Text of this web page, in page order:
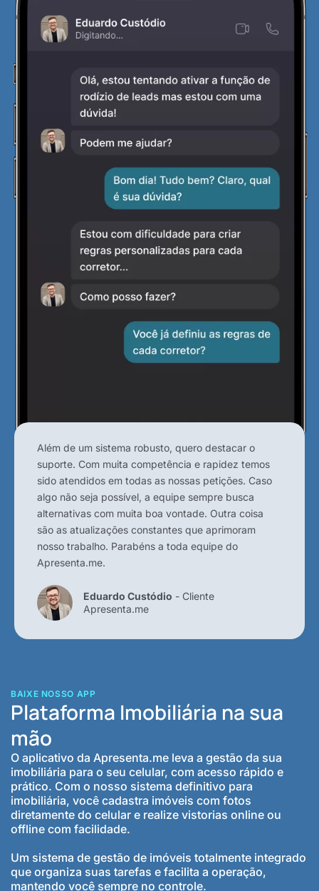
Além de um sistema robusto, quero destacar o
suporte. Com muita competência e rapidez temos
sido atendidos em todas as nossas petições. Caso
algo não seja possível, a equipe sempre busca
alternativas com muita boa vontade. Outra coisa
são as atualizações constantes que aprimoram
nosso trabalho. Parabéns a toda equipe do
Apresenta.me.
Eduardo Custódio - Cliente
Apresenta.me
BAIXE NOSSO APP
Plataforma Imobiliária na sua
mão
O aplicativo da Apresenta.me leva a gestão da sua
imobiliária para o seu celular, com acesso rápido e
prático. Com o nosso sistema definitivo para
imobiliária, você cadastra imóveis com fotos
diretamente do celular e realize vistorias online ou
offline com facilidade.
Um sistema de gestão de imóveis totalmente integrado
que organiza suas tarefas e facilita a operação,
mantendo você sempre no controle.